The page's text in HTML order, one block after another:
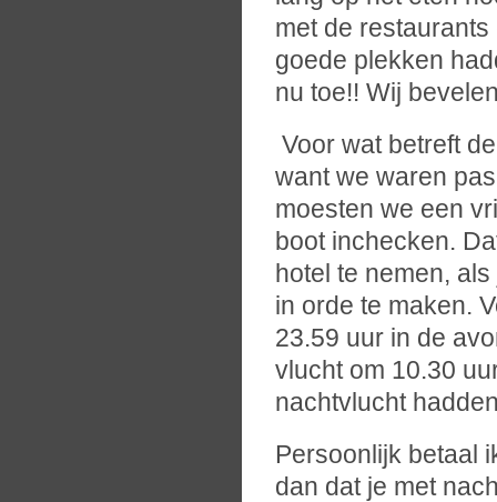
met de
goede plekken
nu toe!! Wij
Voor wat betreft
want we waren
moesten we een
boot inchecken.
hotel te nemen,
in orde te maken.
23.59 uur in de
vlucht om 10.30
nachtvlucht
Persoonlijk betaal
dan dat je met